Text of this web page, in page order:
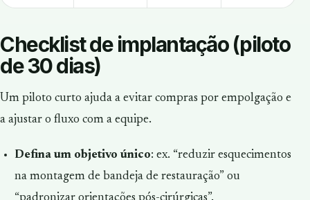
Checklist de implantação (piloto
de 30 dias)
Um piloto curto ajuda a evitar compras por empolgação e
a ajustar o fluxo com a equipe.
Defina um objetivo único: ex. “reduzir esquecimentos
na montagem de bandeja de restauração” ou